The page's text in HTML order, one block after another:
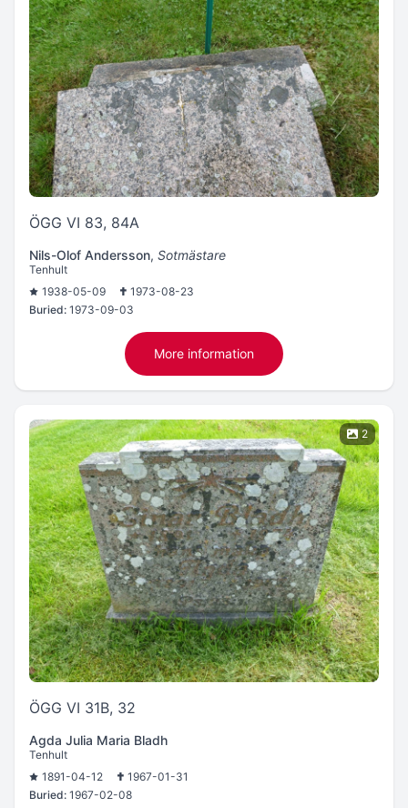
ÖGG VI 83, 84A
Nils-Olof Andersson, Sotmästare
Tenhult
1938-05-09
1973-08-23
Buried: 1973-09-03
More information
2
ÖGG VI 31B, 32
Agda Julia Maria Bladh
Tenhult
1891-04-12
1967-01-31
Buried: 1967-02-08